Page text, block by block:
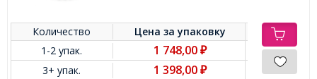
Количество Цена заупаковку
1-2 упак.
1 748,00₽
3+ упак. 1 398,00₽